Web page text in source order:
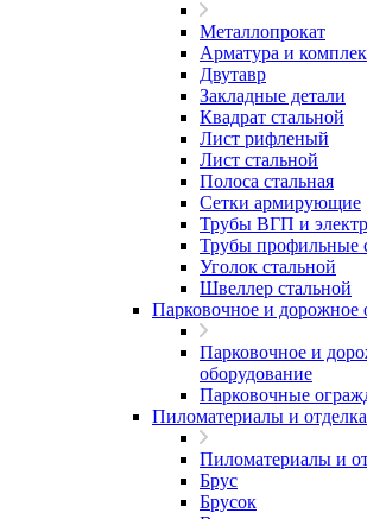
Металлопрокат
Арматура и
Двутавр
Закладные детали
Квадрат стальной
Лист рифленый
Лист стальной
Полоса стальная
Сетки армирующие
Трубы ВГП и
Трубы профильные
Уголок стальной
Швеллер стальной
Парковочное и дорожное
Парковочное и
оборудование
Парковочные
Пиломатериалы и
Пиломатериалы и
Брус
Брусок